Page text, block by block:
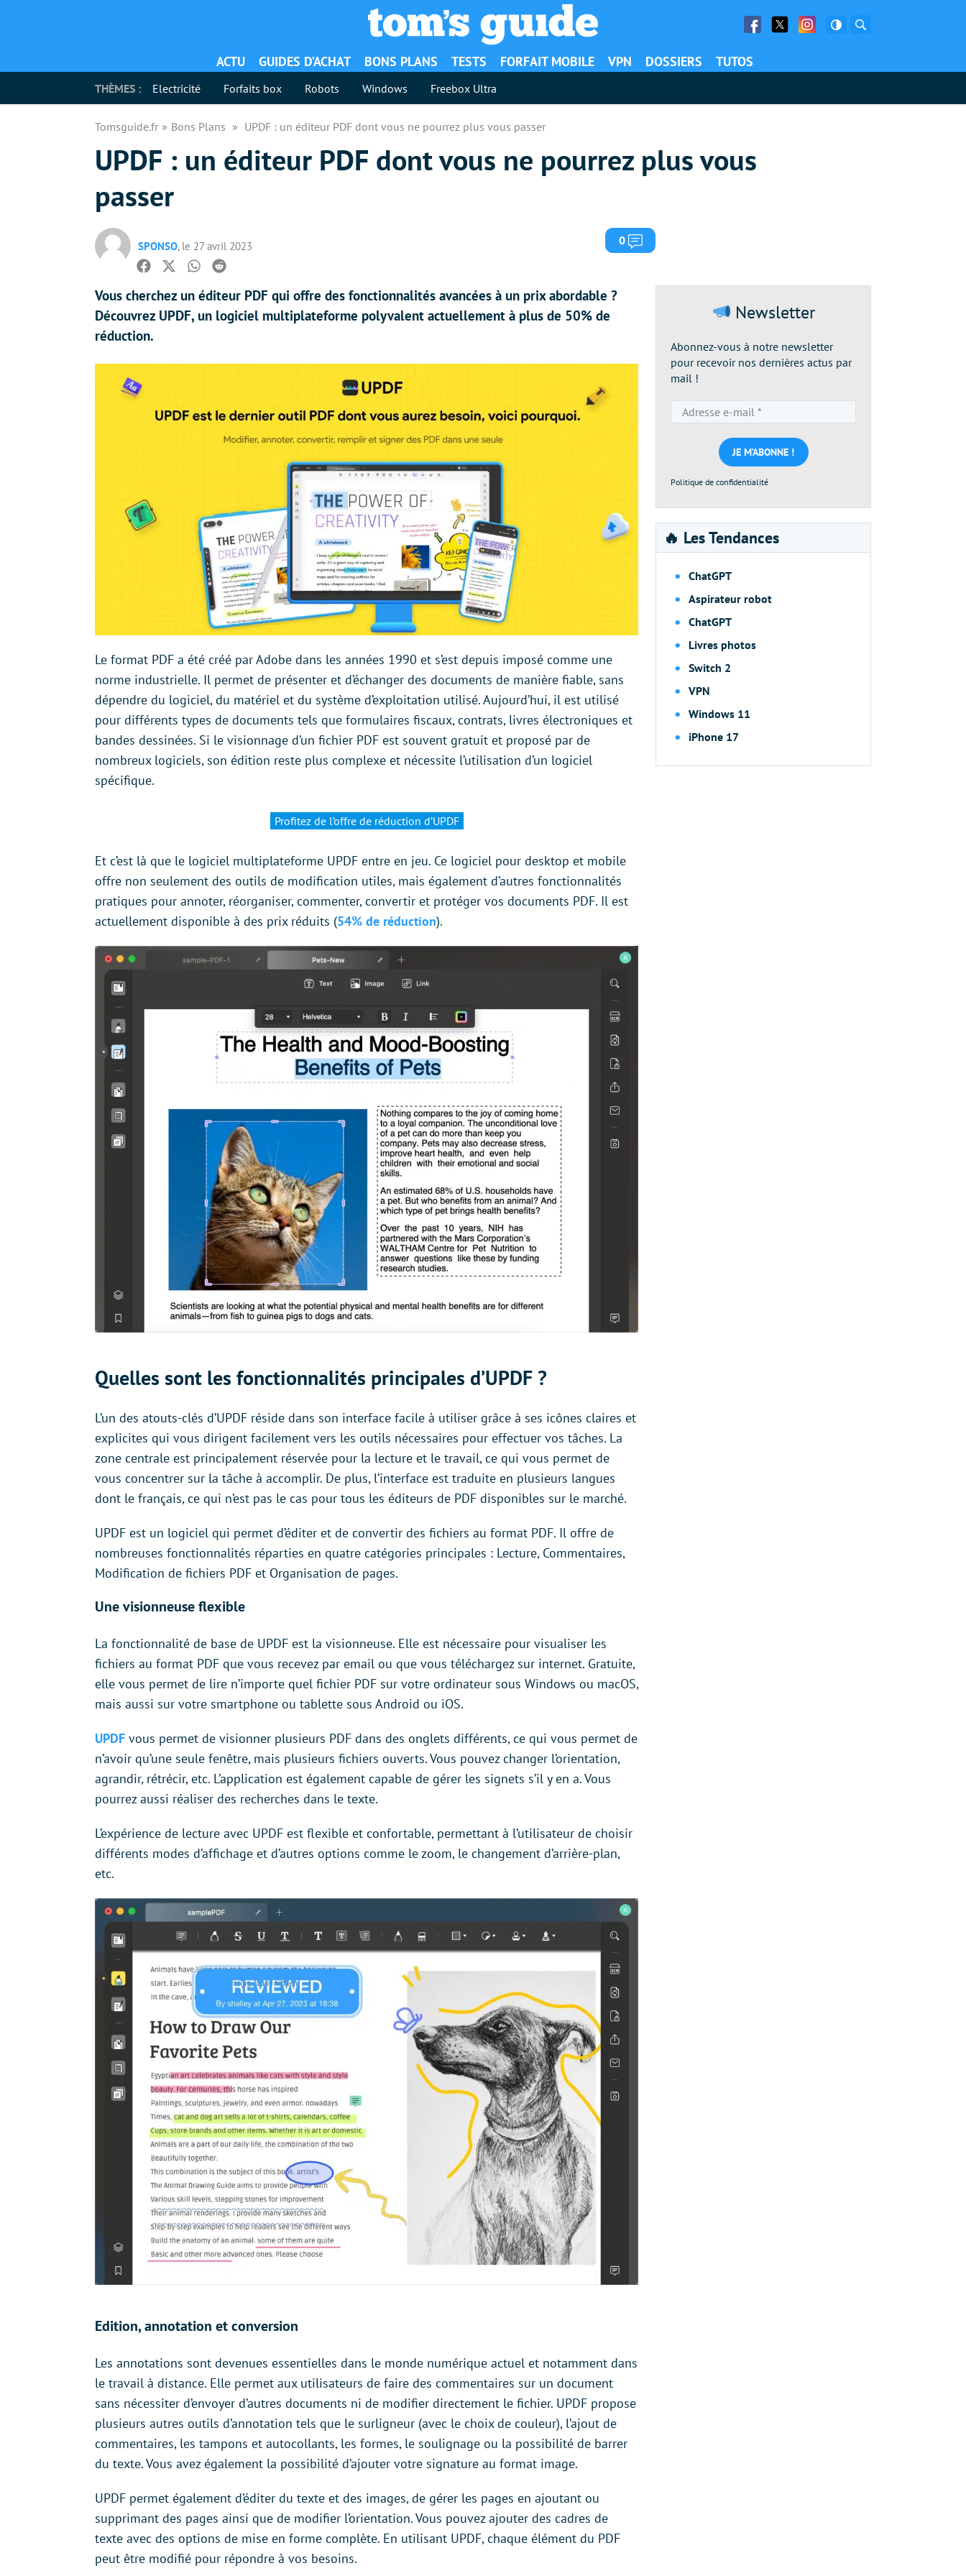
Facebook
Twitter Facebook
ACTU GUIDES D’ACHAT BONS PLANS TESTS FORFAIT MOBILE VPN DOSSIERS TUTOS
THÈMES : Electricité Forfaits box Robots Windows Freebox Ultra
Tomsguide.fr Bons Plans UPDF : un éditeur PDF dont vous ne pourrez plus vous passer
UPDF : un éditeur PDF dont vous ne pourrez plus vous
passer
SPONSO, le 27 avril 2023 0 Commentaires
Facebook
TwitterWhatsapp
Reddit
Vous cherchez un éditeur PDF qui offre des fonctionnalités avancées à un prix abordable ?
Découvrez UPDF, un logiciel multiplateforme polyvalent actuellement à plus de 50% de
réduction.
Le format PDF a été créé par Adobe dans les années 1990 et s’est depuis imposé comme une
norme industrielle. Il permet de présenter et d’échanger des documents de manière fiable, sans
dépendre du logiciel, du matériel et du système d’exploitation utilisé. Aujourd’hui, il est utilisé
pour différents types de documents tels que formulaires fiscaux, contrats, livres électroniques et
bandes dessinées. Si le visionnage d’un fichier PDF est souvent gratuit et proposé par de
nombreux logiciels, son édition reste plus complexe et nécessite l’utilisation d’un logiciel
spécifique.
Profitez de l’offre de réduction d’UPDF
Et c’est là que le logiciel multiplateforme UPDF entre en jeu. Ce logiciel pour desktop et mobile
offre non seulement des outils de modification utiles, mais également d’autres fonctionnalités
pratiques pour annoter, réorganiser, commenter, convertir et protéger vos documents PDF. Il est
actuellement disponible à des prix réduits (54% de réduction).
Quelles sont les fonctionnalités principales d’UPDF ?
L’un des atouts-clés d’UPDF réside dans son interface facile à utiliser grâce à ses icônes claires et
explicites qui vous dirigent facilement vers les outils nécessaires pour effectuer vos tâches. La
zone centrale est principalement réservée pour la lecture et le travail, ce qui vous permet de
vous concentrer sur la tâche à accomplir. De plus, l’interface est traduite en plusieurs langues
dont le français, ce qui n’est pas le cas pour tous les éditeurs de PDF disponibles sur le marché.
UPDF est un logiciel qui permet d’éditer et de convertir des fichiers au format PDF. Il offre de
nombreuses fonctionnalités réparties en quatre catégories principales : Lecture, Commentaires,
Modification de fichiers PDF et Organisation de pages.
Une visionneuse flexible
La fonctionnalité de base de UPDF est la visionneuse. Elle est nécessaire pour visualiser les
fichiers au format PDF que vous recevez par email ou que vous téléchargez sur internet. Gratuite,
elle vous permet de lire n’importe quel fichier PDF sur votre ordinateur sous Windows ou macOS,
mais aussi sur votre smartphone ou tablette sous Android ou iOS.
UPDF vous permet de visionner plusieurs PDF dans des onglets différents, ce qui vous permet de
n’avoir qu’une seule fenêtre, mais plusieurs fichiers ouverts. Vous pouvez changer l’orientation,
agrandir, rétrécir, etc. L’application est également capable de gérer les signets s’il y en a. Vous
pourrez aussi réaliser des recherches dans le texte.
L’expérience de lecture avec UPDF est flexible et confortable, permettant à l’utilisateur de choisir
différents modes d’affichage et d’autres options comme le zoom, le changement d’arrière-plan,
etc.
Edition, annotation et conversion
Les annotations sont devenues essentielles dans le monde numérique actuel et notamment dans
le travail à distance. Elle permet aux utilisateurs de faire des commentaires sur un document
sans nécessiter d’envoyer d’autres documents ni de modifier directement le fichier. UPDF propose
plusieurs autres outils d’annotation tels que le surligneur (avec le choix de couleur), l’ajout de
commentaires, les tampons et autocollants, les formes, le soulignage ou la possibilité de barrer
du texte. Vous avez également la possibilité d’ajouter votre signature au format image.
UPDF permet également d’éditer du texte et des images, de gérer les pages en ajoutant ou
supprimant des pages ainsi que de modifier l’orientation. Vous pouvez ajouter des cadres de
texte avec des options de mise en forme complète. En utilisant UPDF, chaque élément du PDF
peut être modifié pour répondre à vos besoins.
Newsletter
Abonnez-vous à notre newsletter
pour recevoir nos dernières actus par
mail !
e-
mail
*
Politique de confidentialité
🔥 Les Tendances
ChatGPT
Aspirateur robot
ChatGPT
Livres photos
Switch 2
VPN
Windows 11
iPhone 17